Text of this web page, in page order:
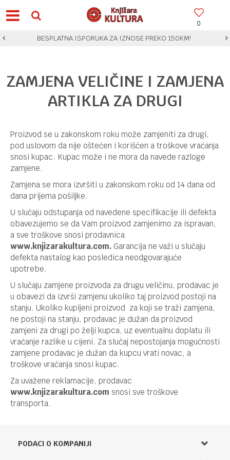
0
BESPLATNA ISPORUKA ZA IZNOSE PREKO 150KM!
ZAMJENA VELIČINE I ZAMJENA
ARTIKLA ZA DRUGI
Proizvod se u zakonskom roku može zamjeniti za drugi,
pod uslovom da nije oštećen i korišćen a troškove vraćanja
snosi kupac. Kupac može i ne mora da navede razloge
zamjene.
Zamjena se mora izvršiti u zakonskom roku od 14 dana od
dana prijema pošiljke.
U slučaju odstupanja od navedene specifikacije ili defekta
obavezujemo se da Vam proizvod zamjenimo za ispravan,
a sve troškove snosi prodavnica
www.knjizarakultura.com. Garancija ne važi u slučaju
defekta nastalog kao posledica neodgovarajuće
upotrebe.
U slučaju zamjene proizvoda za drugu veličinu, prodavac je
u obavezi da izvrši zamjenu ukoliko taj proizvod postoji na
stanju. Ukoliko kupljeni proizvod za koji se traži zamjena,
ne postoji na stanju, prodavac je dužan da proizvod
zamjeni za drugi po želji kupca, uz eventualnu doplatu ili
vraćanje razlike u cijeni. Za slučaj nepostojanja mogućnosti
zamjene prodavac je dužan da kupcu vrati novac, a
troškove vraćanja snosi kupac.
Za uvažene reklamacije, prodavac
www.knjizarakultura.com snosi sve troškove
transporta.
PODACI O KOMPANIJI